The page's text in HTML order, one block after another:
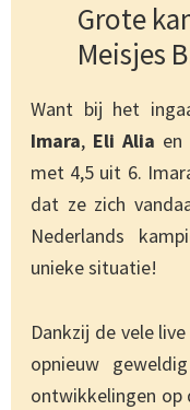
Grote
Meisjes
Want bij het
Imara, Eli Alia en
met 4,5 uit 6.
dat ze zich
Nederlands
unieke situatie!
Dankzij de vele
opnieuw
ontwikkelingen op